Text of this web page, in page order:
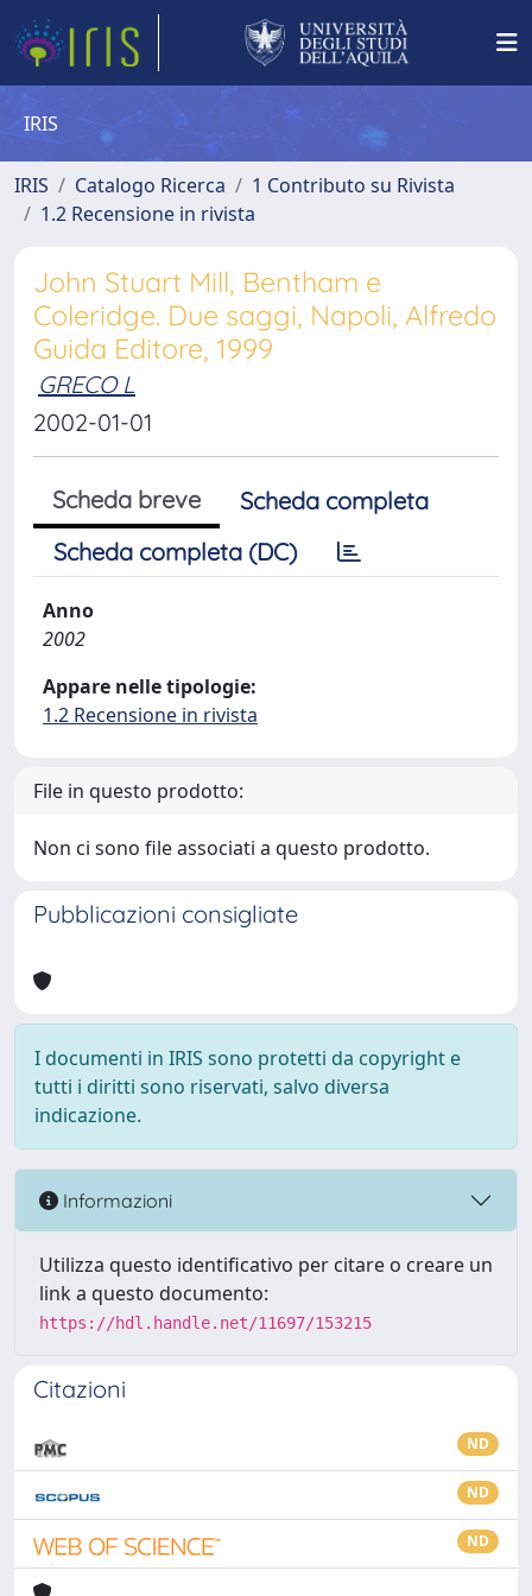
IRIS
IRIS Catalogo Ricerca
1 Contributo su Rivista
1.2 Recensione in rivista
John Stuart Mill, Bentham e
Coleridge. Due saggi, Napoli, Alfredo
Guida Editore, 1999
GRECO L
2002-01-01
Scheda breve
Scheda completa
Scheda completa (DC)
Anno
2002
Appare nelle tipologie:
1.2 Recensione in rivista
File in questo prodotto:
Non ci sono file associati a questo prodotto.
Pubblicazioni consigliate
I documenti in IRIS sono protetti da copyright e
tutti i diritti sono riservati, salvo diversa
indicazione.
Informazioni
Utilizza questo identificativo per citare o creare un
link a questo documento:
https://hdl.handle.net/11697/153215
Citazioni
ND
ND
ND